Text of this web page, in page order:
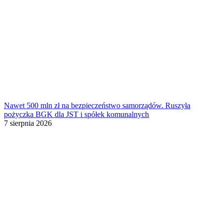
Nawet 500 mln zł na bezpieczeństwo samorządów. Ruszyła
pożyczka BGK dla JST i spółek komunalnych
7 sierpnia 2026